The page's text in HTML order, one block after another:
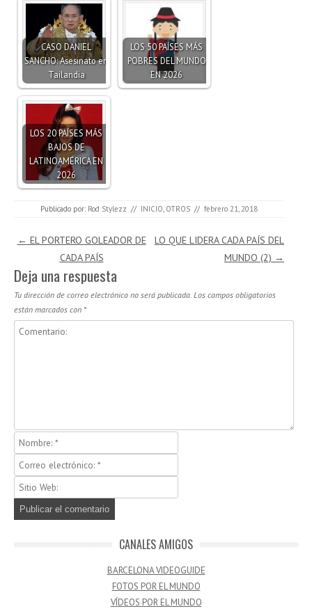
CASO DANIEL
SANCHO: Asesinato en
Tailandia
LOS 50 PAÍSES MÁS
POBRES DEL MUNDO
EN 2026
LOS 20 PAÍSES MÁS
BAJOS DE
LATINOAMÉRICA EN
2026
Publicado por: Rod Stylezz // INICIO OTROS // febrero 21, 2018
Navegación de entradas
← EL PORTERO GOLEADOR DE
CADA PAÍS
LO QUE LIDERA CADA PAÍS DEL
MUNDO (2) →
Deja una respuesta
Tu dirección de correo electrónico no será publicada. Los campos obligatorios
están marcados con *
CANALES AMIGOS
BARCELONA VIDEOGUIDE
FOTOS POR EL MUNDO
VÍDEOS POR EL MUNDO